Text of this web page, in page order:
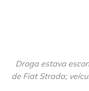
Droga estava
de Fiat Strada;